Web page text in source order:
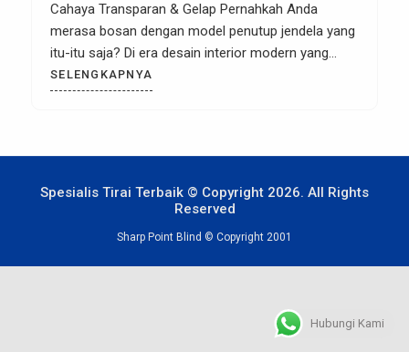
Cahaya Transparan & Gelap Pernahkah Anda
merasa bosan dengan model penutup jendela yang
itu-itu saja? Di era desain interior modern yang
terus berkembang, kepraktisan dan keunikan visual
menjadi dua hal yang paling dicari oleh pemilik
SELENGKAPNYA
Spesialis Tirai Terbaik © Copyright 2026. All Rights
Reserved
Sharp Point Blind © Copyright 2001
Hubungi Kami